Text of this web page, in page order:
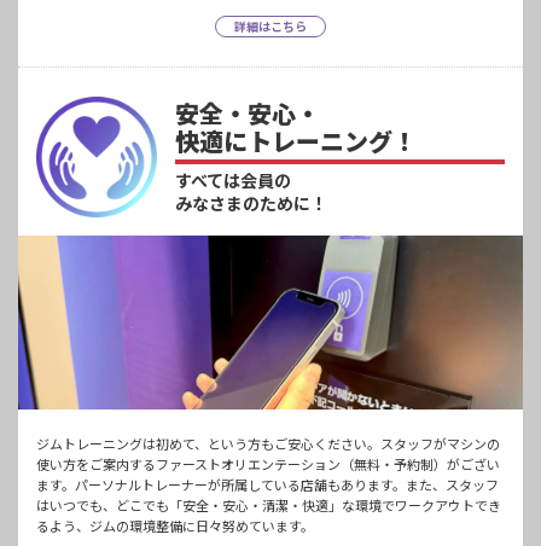
詳細はこちら
安全・安心・
快適にトレーニング！
すべては会員の
みなさまのために！
ジムトレーニングは初めて、という方もご安心ください。スタッフがマシンの
使い方をご案内するファーストオリエンテーション（無料・予約制）がござい
ます。パーソナルトレーナーが所属している店舗もあります。また、スタッフ
はいつでも、どこでも「安全・安心・清潔・快適」な環境でワークアウトでき
るよう、ジムの環境整備に日々努めています。